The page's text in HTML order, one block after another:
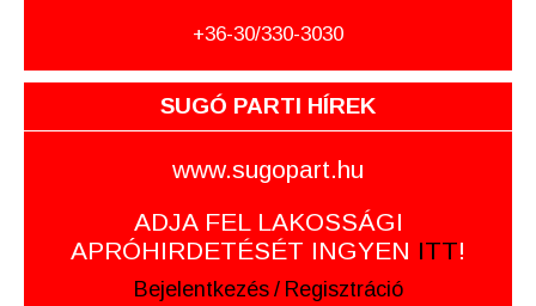
+36-30/330-3030
SUGÓ PARTI HÍREK
www.sugopart.hu
ADJA FEL LAKOSSÁGI
APRÓHIRDETÉSÉT INGYEN ITT!
Bejelentkezés / Regisztráció